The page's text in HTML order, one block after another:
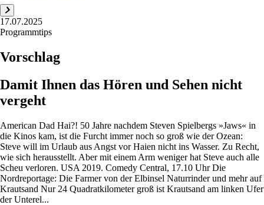
17.07.2025
Programmtips
Vorschlag
Damit Ihnen das Hören und Sehen nicht
vergeht
American Dad Hai?! 50 Jahre nachdem Steven Spielbergs »Jaws« in
die Kinos kam, ist die Furcht immer noch so groß wie der Ozean:
Steve will im Urlaub aus Angst vor Haien nicht ins Wasser. Zu Recht,
wie sich herausstellt. Aber mit einem Arm weniger hat Steve auch alle
Scheu verloren. USA 2019. Comedy Central, 17.10 Uhr Die
Nordreportage: Die Farmer von der Elbinsel Naturrinder und mehr auf
Krautsand Nur 24 Quadratkilometer groß ist Krautsand am linken Ufer
der Unterel...